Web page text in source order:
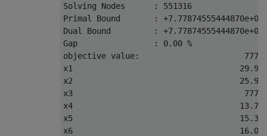
Solving
Nodes :
551316
Primal
Bound : +7.77874555444870e+02
Dual
Bound : +7.77874555444870e+02
Gap
: 0.00 %
objective value:
x1
x2
x3
x4
x5
x6